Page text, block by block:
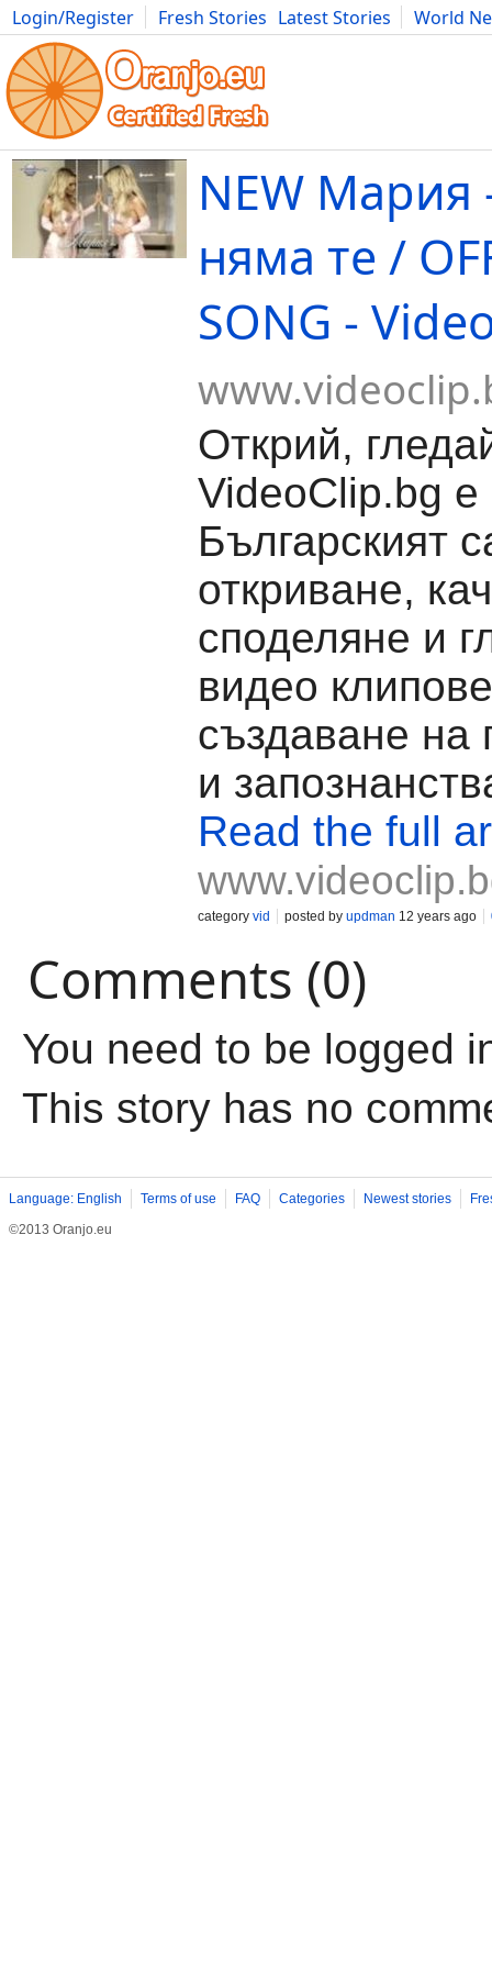
Login/Register Fresh Stories Latest Stories
World
Movies Anime Music Art Cars Advice Science
NEW Мария
няма те /
SONG -
Открий,
VideoClip.bg е
Българският
откриване,
споделяне и
видео
създаване на
и
Read the full
category vid posted by updman 12 years ago
Comments (0)
You need to be logged
This story has no
Language: English Terms of use FAQ Categories Newest stories
©2013 Oranjo.eu